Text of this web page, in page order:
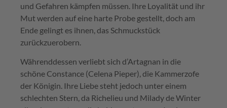
und Gefahren kämpfen müssen. Ihre Loyalität und ihr
Mut werden auf eine harte Probe gestellt, doch am
Ende gelingt es ihnen, das Schmuckstück
zurückzuerobern.
Währenddessen verliebt sich d’Artagnan in die
schöne Constance (Celena Pieper), die Kammerzofe
der Königin. Ihre Liebe steht jedoch unter einem
schlechten Stern, da Richelieu und Milady de Winter